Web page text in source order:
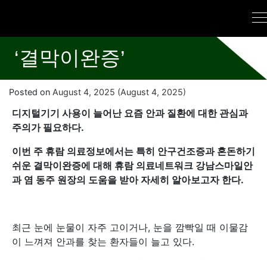
‘결막이완증’
Posted on August 4, 2025 (August 4, 2025)
디지털기기 사용이 늘어난 요즘 안과 질환에 대한 관심과
주의가 필요하다.
이번 주 휴람 의료정보에서는 특히 안구건조증과 혼돈하기
쉬운 결막이완증에 대해 휴람 의료네트워크 강남스마일안
과 염 동주 원장의 도움을 받아 자세히 알아보고자 한다.
최근 눈에 눈물이 자주 고이거나, 눈을 깜빡일 때 이물감
이 느껴져 안과를 찾는 환자들이 늘고 있다.